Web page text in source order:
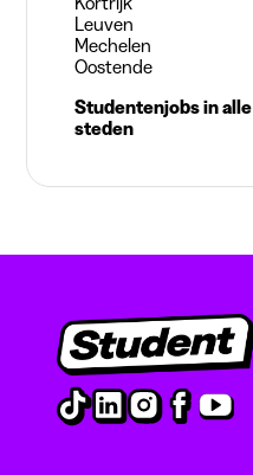
Leuven
Mechelen
Oostende
Studentenjobs in alle
steden